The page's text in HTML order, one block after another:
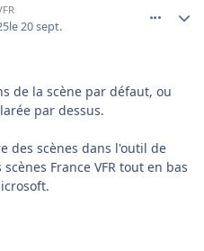
le 20 sept.
de la scène par défaut, ou
par dessus.
des scènes dans l'outil de
France VFR tout en bas